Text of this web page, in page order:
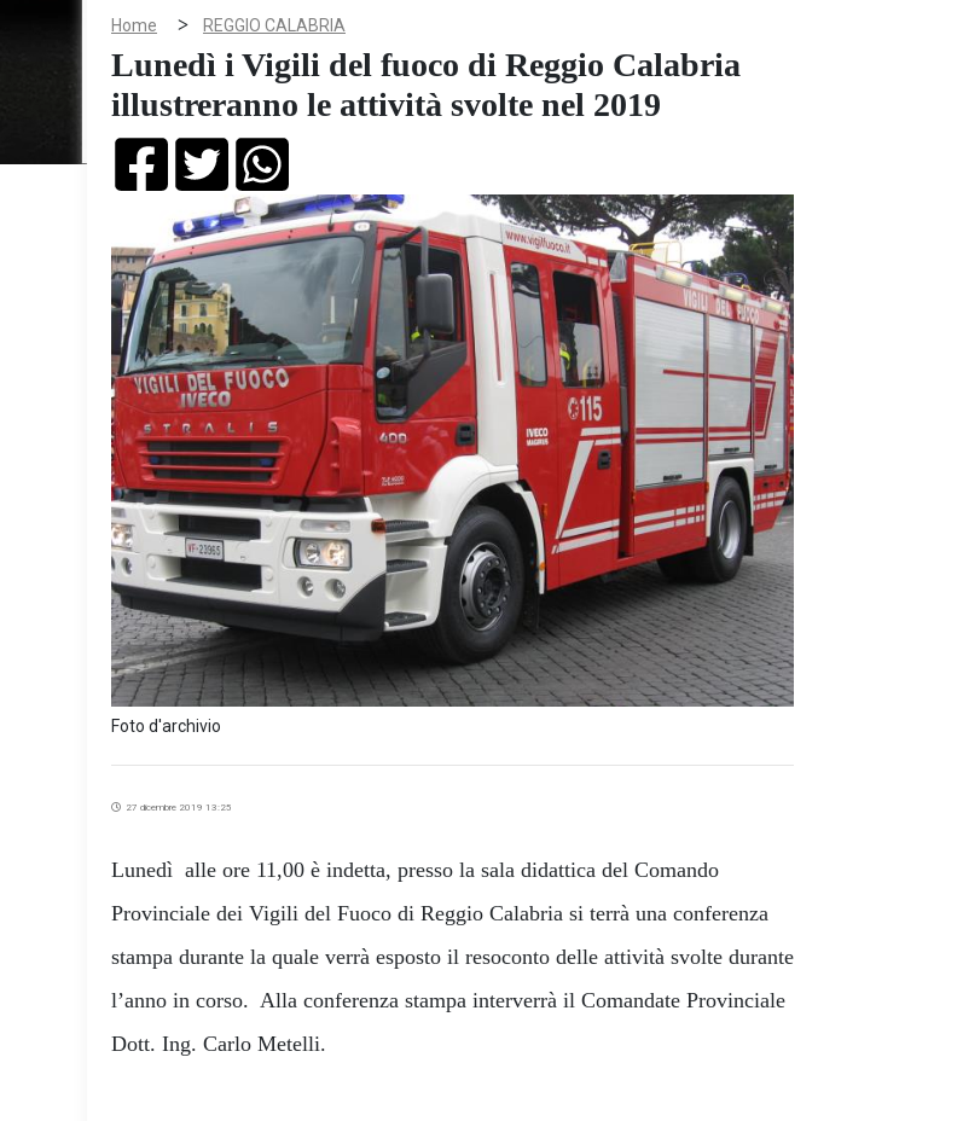
Home > REGGIO CALABRIA
Lunedì i Vigili del fuoco di Reggio Calabria
illustreranno le attività svolte nel 2019
Foto d'archivio
27 dicembre 2019 13:25
Lunedì alle ore 11,00 è indetta, presso la sala didattica del Comando
Provinciale dei Vigili del Fuoco di Reggio Calabria si terrà una conferenza
stampa durante la quale verrà esposto il resoconto delle attività svolte durante
l’anno in corso. Alla conferenza stampa interverrà il Comandate Provinciale
Dott. Ing. Carlo Metelli.